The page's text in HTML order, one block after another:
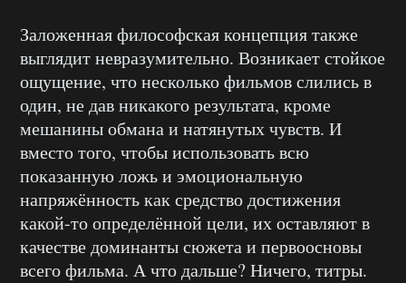
Заложенная философская концепция также
выглядит невразумительно. Возникает стойкое
ощущение, что несколько фильмов слились в
один, не дав никакого результата, кроме
мешанины обмана и натянутых чувств. И
вместо того, чтобы использовать всю
показанную ложь и эмоциональную
напряжённость как средство достижения
какой-то определённой цели, их оставляют в
качестве доминанты сюжета и первоосновы
всего фильма. А что дальше? Ничего, титры.